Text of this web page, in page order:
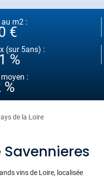
m2 :
€
(sur 5ans) :
%
:
de la Loire
vins de Loire, localisée